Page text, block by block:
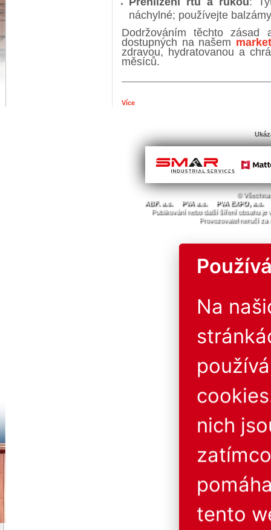
náchylné; používejte
Dodržováním těchto zásad
dostupných na našem
zdravou, hydratovanou a
měsíců.
Více
© Všechna
ABF. a.s.
PVA a.s.
PVA EXPO, a.s.
Publikování nebo další šíření obsahu
Provozovatel neručí za
Na
nich
tento